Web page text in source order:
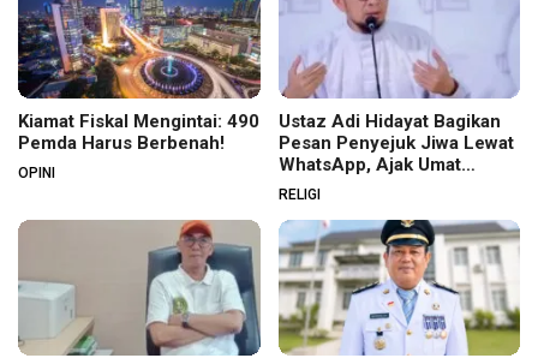
Kiamat Fiskal Mengintai: 490
Pemda Harus Berbenah!
OPINI
Ustaz Adi Hidayat Bagikan
Pesan Penyejuk Jiwa Lewat
WhatsApp, Ajak Umat
Menata Hati dan Iman
RELIGI